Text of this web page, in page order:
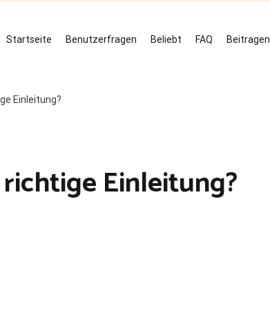
Startseite Benutzerfragen Beliebt FAQ Beitragen
Einleitung?
Einleitung?